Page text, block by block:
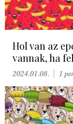
Hol van az
vannak, ha
2024.01.08. 1